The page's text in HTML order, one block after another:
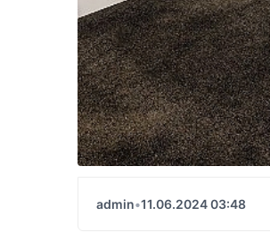
admin•11.06.2024 03:48